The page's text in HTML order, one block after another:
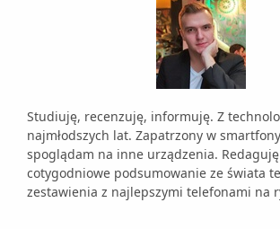
Studiuję, recenzuję, informuję. Z
najmłodszych lat. Zapatrzony w
spoglądam na inne urządzenia.
cotygodniowe podsumowanie ze świata
zestawienia z najlepszymi telefonami na